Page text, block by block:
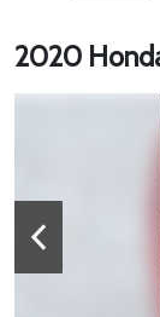
2020